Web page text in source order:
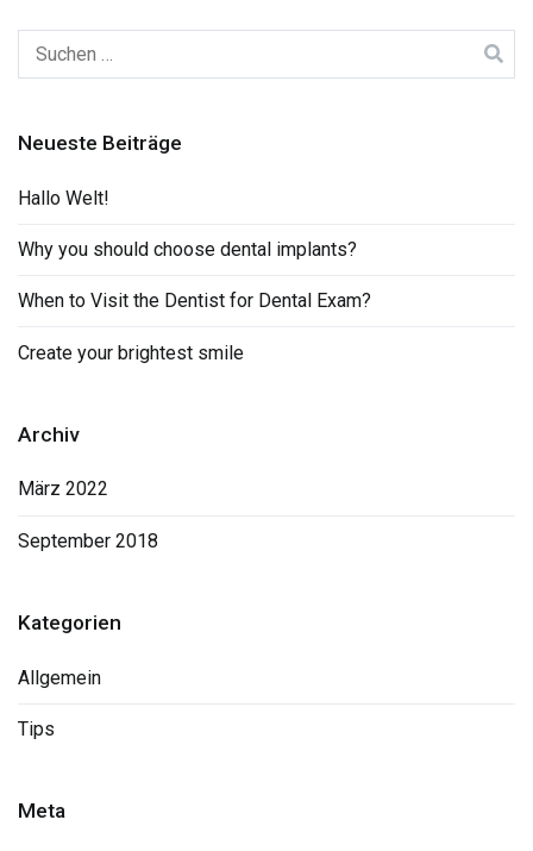
Suchen
nach:
Neueste Beiträge
Hallo Welt!
Why you should choose dental implants?
When to Visit the Dentist for Dental Exam?
Create your brightest smile
Archiv
März 2022
September 2018
Kategorien
Allgemein
Tips
Meta